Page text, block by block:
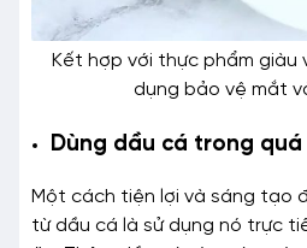
Kết hợp với thực phẩm giàu
dụng bảo vệ mắt
Dùng dầu cá trong
Một cách tiện lợi và sáng tạo
từ dầu cá là sử dụng nó trực